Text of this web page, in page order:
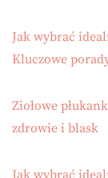
Jak wybrać
Kluczowe
Ziołowe
zdrowie i blask